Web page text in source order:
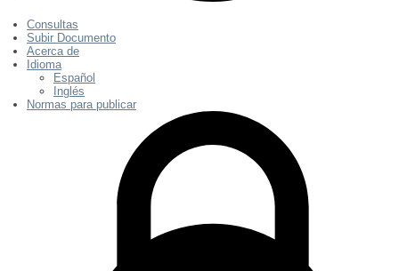
Consultas
Subir Documento
Acerca de
Idioma
Español
Inglés
Normas para publicar